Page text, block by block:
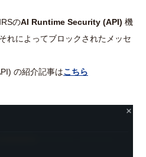
のAI Runtime Security (API) 機
れによってブロックされたメッセ
の紹介記事はこちら